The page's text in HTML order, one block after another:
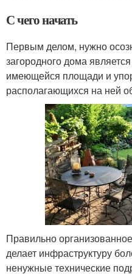
С чего начать
Первым делом, нужно
загородного дома
имеющейся площади и
располагающихся на ней
Правильно
делает инфраструктуру
ненужные технические